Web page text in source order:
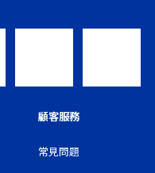
顧客服務
常見問題